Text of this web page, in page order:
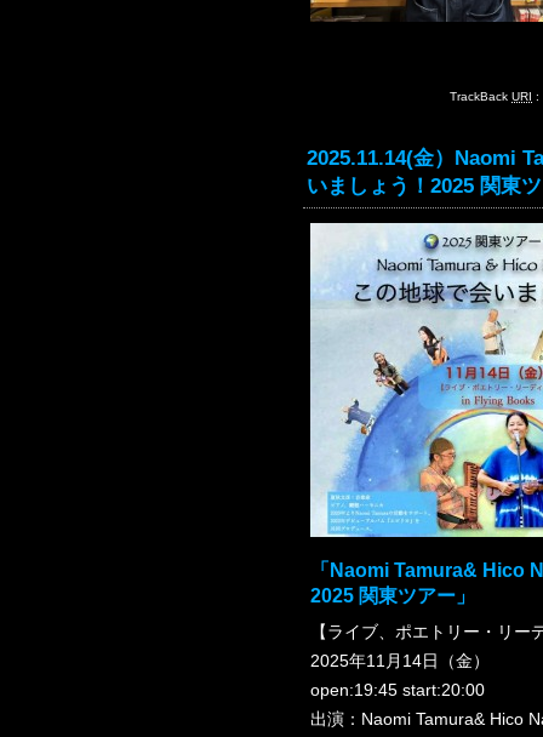
TrackBack URI :
2025.11.14(金）Naomi
いましょう！2025 関東
「Naomi Tamura& Hico
2025 関東ツアー」
【ライブ、ポエトリー・リー
2025年11月14日（金）
open:19:45 start:20:00
出演：Naomi Tamura& Hico